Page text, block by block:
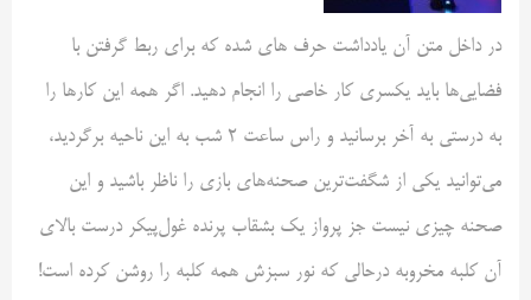
در داخل متن آن یادداشت حرف های شده که برای ربط گرفتن با
فضایی‌ها باید یکسری کار خاصی را انجام دهید. اگر همه این کارها را
به درستی به آخر برسانید و راس ساعت ۲ شب به این ناحیه برگردید،
می‌توانید یکی از شگفت‌ترین صحنه‌های بازی را ناظر باشید و این
صحنه چیزی نیست جز پرواز یک بشقاب پرنده غول‌پیکر درست بالای
آن کلبه مخروبه درحالی که نور سبزش همه کلبه را روشن کرده است!